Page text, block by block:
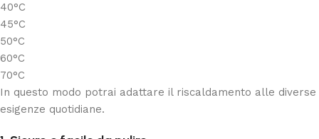
40°C
45°C
50°C
60°C
70°C
In questo modo potrai adattare il riscaldamento alle diverse
esigenze quotidiane.